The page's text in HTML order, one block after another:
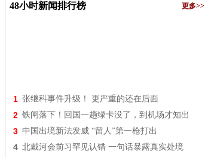
48小时新闻排行榜 更多>>
1 张继科事件升级！ 更严重的还在后面
2 铁闸落下！回国一趟绿卡没了，到机场才知出
3 中国出境新法发威 “留人”第一枪打出
4 北戴河会前习罕见认错 一句话暴露真实处境